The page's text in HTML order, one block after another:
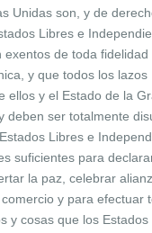
Unidas son, y de
Libres e
exentos de toda fidelidad
y que todos los lazos
ellos y el Estado de la
deben ser totalmente
Libres e
suficientes para
la paz, celebrar
y para efectuar
y cosas que los Estados